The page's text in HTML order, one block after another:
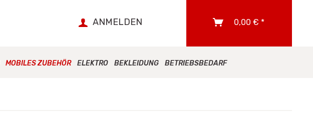
ANMELDEN 0,00 € *
MOBILES ZUBEHÖR ELEKTRO BEKLEIDUNG BETRIEBSBEDARF